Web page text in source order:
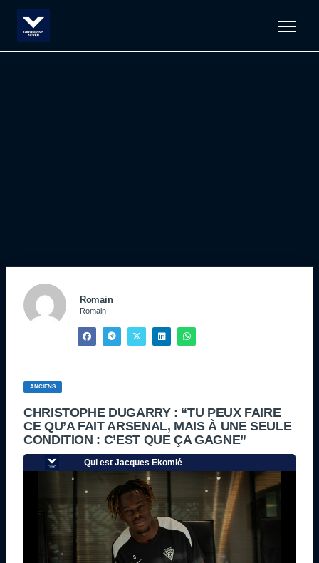
Romain
Romain
ANCIENS
CHRISTOPHE DUGARRY : “TU PEUX FAIRE
CE QU’A FAIT ARSENAL, MAIS À UNE SEULE
CONDITION : C’EST QUE ÇA GAGNE”